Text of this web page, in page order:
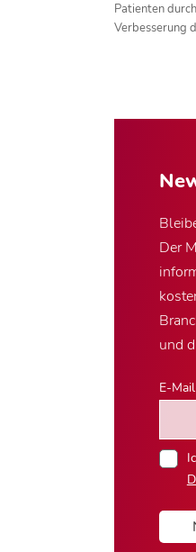
Patienten
Verbesserung
Der
und
E-